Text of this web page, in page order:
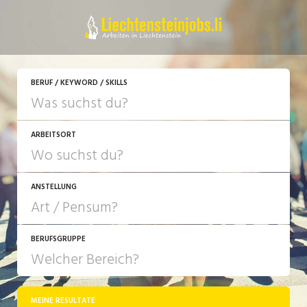
BERUF / KEYWORD / SKILLS
ARBEITSORT
ANSTELLUNG
JOB-TYP
Festanstellung
BERUFSGRUPPE
MEINE RESULTATE
JETZT BEWERBEN